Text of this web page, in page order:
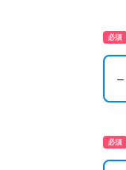
必須
必須